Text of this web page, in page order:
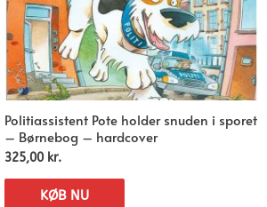
Politiassistent Pote holder snuden i sporet
– Børnebog – hardcover
325,00 kr.
KØB NU